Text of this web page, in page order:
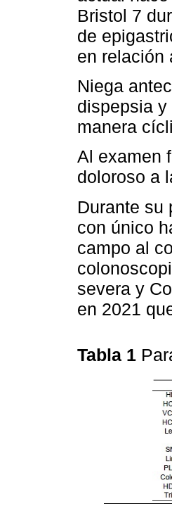
Bristol 7
de
en relación
Niega
dispepsia
manera
Al examen
doloroso a
Durante su
con único
campo al
severa y
en 2021
Tabla 1